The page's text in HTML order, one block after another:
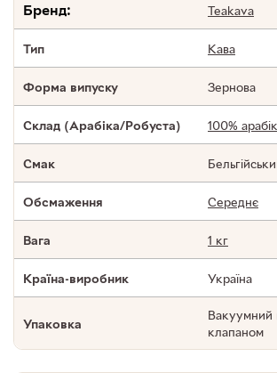
Бренд: Teakava
Тип Кава
Форма випуску Зернова
Склад (Арабіка/Робуста) 100%
Смак
Обсмаження Середнє
Вага 1 кг
Країна-виробник Україна
Упаковка
Вакуумний
клапаном